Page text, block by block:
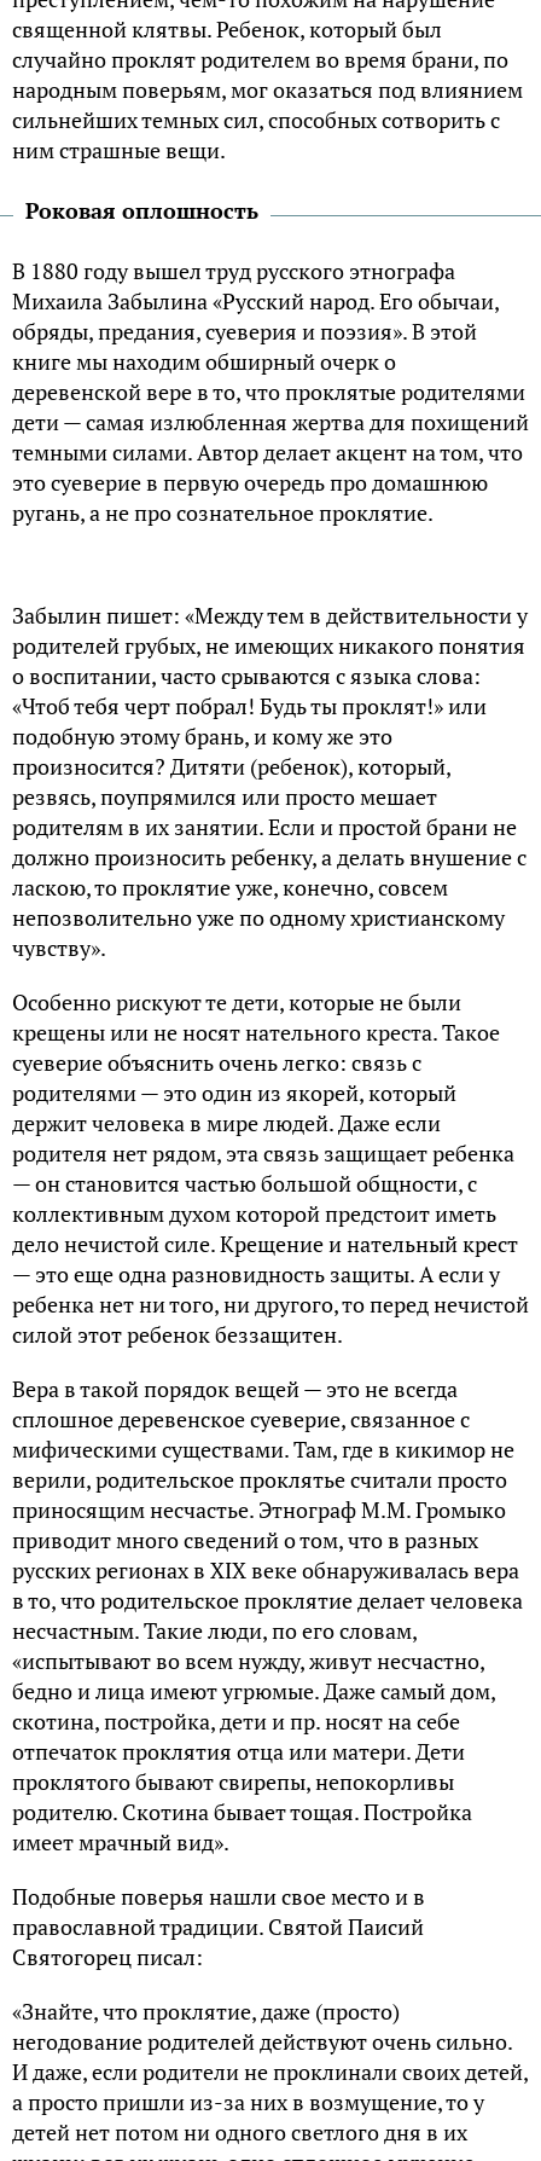
священной клятвы. Ребенок, который был
случайно проклят родителем во время брани, по
народным поверьям, мог оказаться под влиянием
сильнейших темных сил, способных сотворить с
ним страшные вещи.
Роковая оплошность
В 1880 году вышел труд русского этнографа
Михаила Забылина «Русский народ. Его обычаи,
обряды, предания, суеверия и поэзия». В этой
книге мы находим обширный очерк о
деревенской вере в то, что проклятые родителями
дети — самая излюбленная жертва для похищений
темными силами. Автор делает акцент на том, что
это суеверие в первую очередь про домашнюю
ругань, а не про сознательное проклятие.
Забылин пишет: «Между тем в действительности у
родителей грубых, не имеющих никакого понятия
о воспитании, часто срываются с языка слова:
«Чтоб тебя черт побрал! Будь ты проклят!» или
подобную этому брань, и кому же это
произносится? Дитяти (ребенок), который,
резвясь, поупрямился или просто мешает
родителям в их занятии. Если и простой брани не
должно произносить ребенку, а делать внушение с
ласкою, то проклятие уже, конечно, совсем
непозволительно уже по одному христианскому
чувству».
Особенно рискуют те дети, которые не были
крещены или не носят нательного креста. Такое
суеверие объяснить очень легко: связь с
родителями — это один из якорей, который
держит человека в мире людей. Даже если
родителя нет рядом, эта связь защищает ребенка
— он становится частью большой общности, с
коллективным духом которой предстоит иметь
дело нечистой силе. Крещение и нательный крест
— это еще одна разновидность защиты. А если у
ребенка нет ни того, ни другого, то перед нечистой
силой этот ребенок беззащитен.
Вера в такой порядок вещей — это не всегда
сплошное деревенское суеверие, связанное с
мифическими существами. Там, где в кикимор не
верили, родительское проклятье считали просто
приносящим несчастье. Этнограф М.М. Громыко
приводит много сведений о том, что в разных
русских регионах в XIX веке обнаруживалась вера
в то, что родительское проклятие делает человека
несчастным. Такие люди, по его словам,
«испытывают во всем нужду, живут несчастно,
бедно и лица имеют угрюмые. Даже самый дом,
скотина, постройка, дети и пр. носят на себе
отпечаток проклятия отца или матери. Дети
проклятого бывают свирепы, непокорливы
родителю. Скотина бывает тощая. Постройка
имеет мрачный вид».
Подобные поверья нашли свое место и в
православной традиции. Святой Паисий
Святогорец писал:
«Знайте, что проклятие, даже (просто)
негодование родителей действуют очень сильно.
И даже, если родители не проклинали своих детей,
а просто пришли из-за них в возмущение, то у
детей нет потом ни одного светлого дня в их